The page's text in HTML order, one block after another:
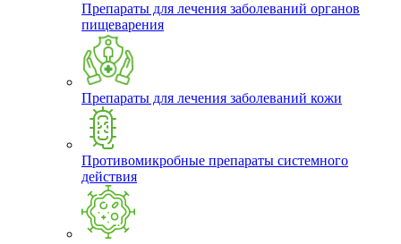
Препараты для лечения заболеваний органов
пищеварения
Препараты для лечения заболеваний кожи
Противомикробные препараты системного
действия